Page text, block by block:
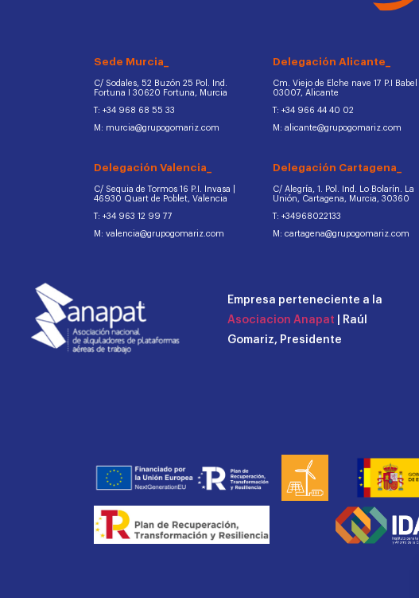
Sede Murcia_
C/ Sodales, 52 Buzón 25 Pol. Ind.
Fortuna I 30620 Fortuna, Murcia
T: +34 968 68 55 33
M: murcia@grupogomariz.com
Delegación Valencia_
C/ Sequia de Tormos 16 P.I. Invasa |
46930 Quart de Poblet, Valencia
T: +34 963 12 99 77
M: valencia@grupogomariz.com
Delegación Alicante_
Cm. Viejo de Elche nave 17 P.I Babel |
03007, Alicante
T: +34 966 44 40 02
M: alicante@grupogomariz.com
Delegación Cartagena_
C/ Alegría, 1. Pol. Ind. Lo Bolarín. La
Unión, Cartagena, Murcia, 30360
T: +34968022133
M: cartagena@grupogomariz.com
Empresa perteneciente a la
Asociacion Anapat | Raúl
Gomariz, Presidente